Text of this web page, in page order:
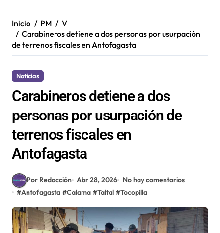
Inicio PM
V
Carabineros detiene a dos personas por usurpación
de terrenos fiscales en Antofagasta
Noticias
Carabineros detiene a dos
personas por usurpación de
terrenos fiscales en
Antofagasta
Por Redacción Abr 28, 2026
No hay comentarios
#Antofagasta #Calama #Taltal #Tocopilla